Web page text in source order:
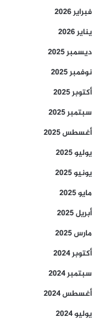
فبراير 2026
يناير 2026
ديسمبر 2025
نوفمبر 2025
أكتوبر 2025
سبتمبر 2025
أغسطس 2025
يوليو 2025
يونيو 2025
مايو 2025
أبريل 2025
مارس 2025
أكتوبر 2024
سبتمبر 2024
أغسطس 2024
يوليو 2024